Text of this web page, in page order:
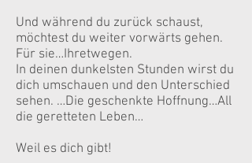
Und während du zurück schaust,
möchtest du weiter vorwärts gehen.
Für sie…Ihretwegen.
In deinen dunkelsten Stunden wirst du
dich umschauen und den Unterschied
sehen. …Die geschenkte Hoffnung…All
die geretteten Leben…
Weil es dich gibt!